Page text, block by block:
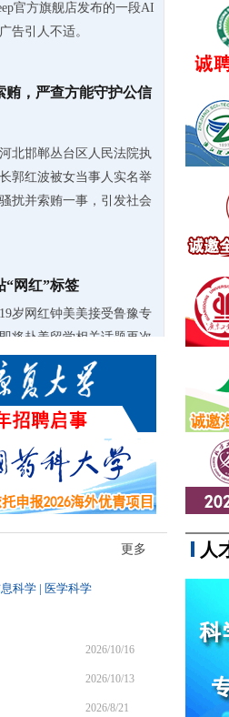
官方旗舰店发布的一段AI
告引人不适。
贿，严查方能守护公信
北邯郸丛台区人民法院执
郭红波被女当事人实名举
扰并索贿一事，引发社会
“网红”标签
岁网红钟美美接受鲁豫专
将赴美留学相关话题再次
。
更多
科学 | 医学科学
2026/10/16
2026/10/13
2026/8/21
人